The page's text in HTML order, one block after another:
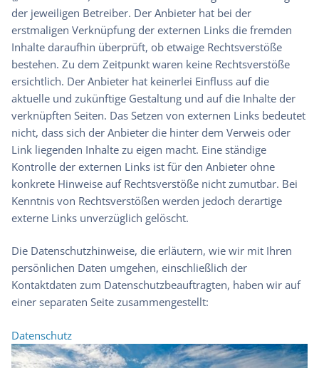
der jeweiligen Betreiber. Der Anbieter hat bei der
erstmaligen Verknüpfung der externen Links die fremden
Inhalte daraufhin überprüft, ob etwaige Rechtsverstöße
bestehen. Zu dem Zeitpunkt waren keine Rechtsverstöße
ersichtlich. Der Anbieter hat keinerlei Einfluss auf die
aktuelle und zukünftige Gestaltung und auf die Inhalte der
verknüpften Seiten. Das Setzen von externen Links bedeutet
nicht, dass sich der Anbieter die hinter dem Verweis oder
Link liegenden Inhalte zu eigen macht. Eine ständige
Kontrolle der externen Links ist für den Anbieter ohne
konkrete Hinweise auf Rechtsverstöße nicht zumutbar. Bei
Kenntnis von Rechtsverstößen werden jedoch derartige
externe Links unverzüglich gelöscht.
Die Datenschutzhinweise, die erläutern, wie wir mit Ihren
persönlichen Daten umgehen, einschließlich der
Kontaktdaten zum Datenschutzbeauftragten, haben wir auf
einer separaten Seite zusammengestellt:
Datenschutz